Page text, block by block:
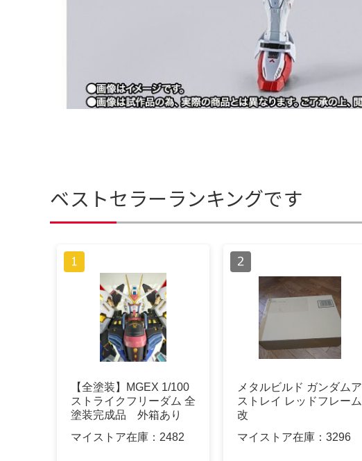
ベストセラーランキングです
【全塗装】MGEX 1/100
ストライクフリーダム 全
塗装完成品 外箱あり
マイストア在庫： 2482
メタルビルド ガンダムア
ストレイ レッドフレーム
改
マイストア在庫： 3296